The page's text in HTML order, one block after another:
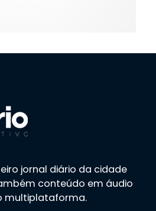
jornal diário da cidade
conteúdo em áudio
multiplataforma.